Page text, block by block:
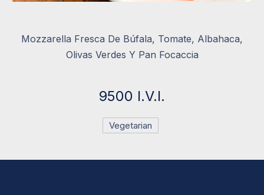
Mozzarella Fresca De Búfala, Tomate, Albahaca,
Olivas Verdes Y Pan Focaccia
9500 I.V.I.
Vegetarian